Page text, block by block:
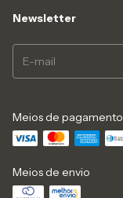
Newsletter
Meios de pagamento
Meios de envio